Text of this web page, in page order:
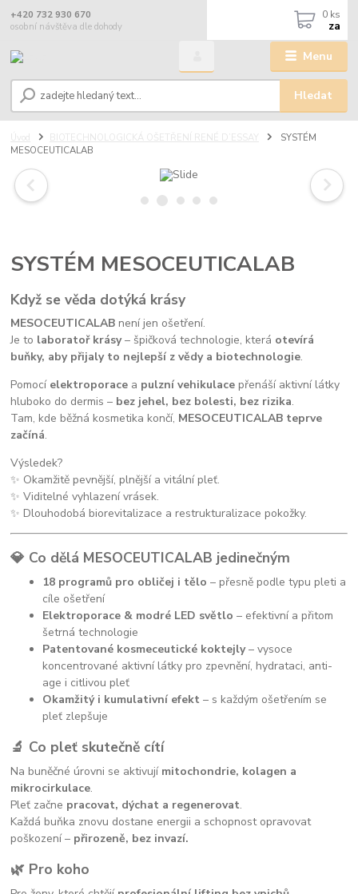
Menu
Hledat
+420 732 930 670
osobní návštěva dle dohody
0 ks
za
Úvod BIOTECHNOLOGICKÁ OŠETŘENÍ RENÉ D’ESSAY
SYSTÉM
MESOCEUTICALAB
SYSTÉM MESOCEUTICALAB
Když se věda dotýká krásy
MESOCEUTICALAB není jen ošetření.
Je to laboratoř krásy– špičková technologie, která otevírá
buňky, aby přijaly to nejlepší z vědy a biotechnologie.
Pomocí elektroporace a pulzní vehikulace přenáší aktivní látky
hluboko do dermis – bez jehel, bez bolesti, bez rizika.
Tam, kde běžná kosmetika končí, MESOCEUTICALAB teprve
začíná.
Výsledek?
✨ Okamžitě pevnější, plnější a vitální pleť.
✨ Viditelné vyhlazení vrásek.
✨ Dlouhodobá biorevitalizace a restrukturalizace pokožky.
💎 Co dělá MESOCEUTICALAB jedinečným
18 programů pro obličej i tělo – přesně podle typu pleti a
cíle ošetření
Elektroporace & modré LED světlo – efektivní a přitom
šetrná technologie
Patentované kosmeceutické koktejly– vysoce
koncentrované aktivní látky pro zpevnění, hydrataci, anti-
age i citlivou pleť
Okamžitý i kumulativní efekt – s každým ošetřením se
pleť zlepšuje
🔬 Co pleť skutečně cítí
Na buněčné úrovni se aktivují mitochondrie, kolagen a
mikrocirkulace.
Pleť začne pracovat, dýchat a regenerovat.
Každá buňka znovu dostane energii a schopnost opravovat
poškození – přirozeně, bez invazí.
🌿 Pro koho